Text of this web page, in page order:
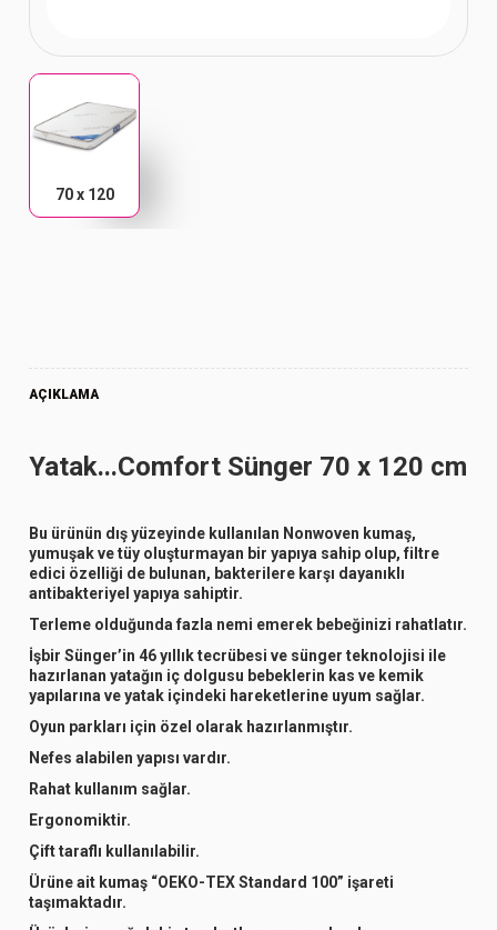
70 x 120
AÇIKLAMA
Yatak...Comfort Sünger 70 x 120 cm
Bu ürünün dış yüzeyinde kullanılan Nonwoven kumaş,
yumuşak ve tüy oluşturmayan bir yapıya sahip olup, filtre
edici özelliği de bulunan, bakterilere karşı dayanıklı
antibakteriyel yapıya sahiptir.
Terleme olduğunda fazla nemi emerek bebeğinizi rahatlatır.
İşbir Sünger’in 46 yıllık tecrübesi ve sünger teknolojisi ile
hazırlanan yatağın iç dolgusu bebeklerin kas ve kemik
yapılarına ve yatak içindeki hareketlerine uyum sağlar.
Oyun parkları için özel olarak hazırlanmıştır.
Nefes alabilen yapısı vardır.
Rahat kullanım sağlar.
Ergonomiktir.
Çift taraflı kullanılabilir.
Ürüne ait kumaş “OEKO-TEX Standard 100” işareti
taşımaktadır.